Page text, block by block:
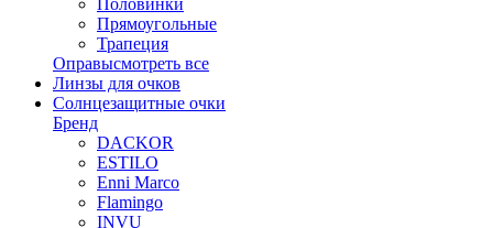
Прямоугольные
Трапеция
Оправысмотреть все
Линзы для очков
Солнцезащитные очки
Бренд
DACKOR
ESTILO
Enni Marco
Flamingo
INVU